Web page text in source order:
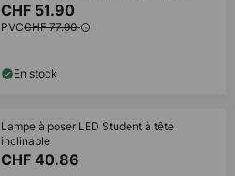
CHF 51.90
PVCCHF 77.90
En stock
Lampe à poser LED Student à tête
inclinable
CHF 40.86